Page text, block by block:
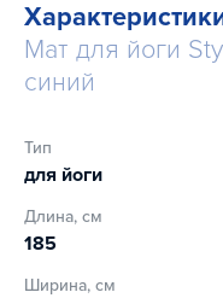
легкость в уходе
гигиеничный и
100% полиэстер,
Мат для йоги
синий
Тип
для йоги
Длина, см
185
Ширина, см